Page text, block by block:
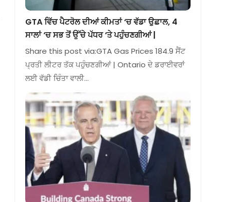
GTA ਵਿੱਚ ਪੈਟਰੋਲ ਦੀਆਂ ਕੀਮਤਾਂ ‘ਚ ਵੱਡਾ ਉਛਾਲ, 4
ਸਾਲਾਂ ‘ਚ ਸਭ ਤੋਂ ਉੱਚੇ ਪੱਧਰ ‘ਤੇ ਪਹੁੰਚਣਗੀਆਂ |
Share this post via:GTA Gas Prices 184.9 ਸੈਂਟ
ਪ੍ਰਤੀ ਲੀਟਰ ਤੱਕ ਪਹੁੰਚਣਗੀਆਂ | Ontario ਦੇ ਡਰਾਈਵਰਾਂ
ਲਈ ਵੱਡੀ ਚਿੰਤਾ ਵਾਲੀ…